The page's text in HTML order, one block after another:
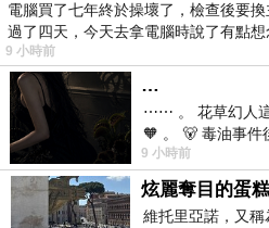
現在說的這些話，像是提
現在我能做的，好好陪伴我
做到不能再做，盡到最後一
要感謝彼此都在彼此的生
電腦買了七年終於操壞了，檢查後要
過了四天，今天去拿電腦時說了有點
9 小時前
…
⋯⋯ 。 花草幻人這
🧡 。 🐻 毒油事件
前天購買了我之前
9 小時前
炫麗奪目的蛋
維托里亞諾，又